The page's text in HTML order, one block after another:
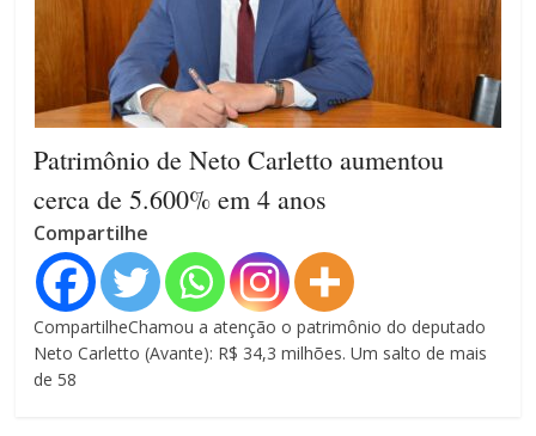
Patrimônio de Neto Carletto aumentou
cerca de 5.600% em 4 anos
Compartilhe
CompartilheChamou a atenção o patrimônio do deputado
Neto Carletto (Avante): R$ 34,3 milhões. Um salto de mais
de 58